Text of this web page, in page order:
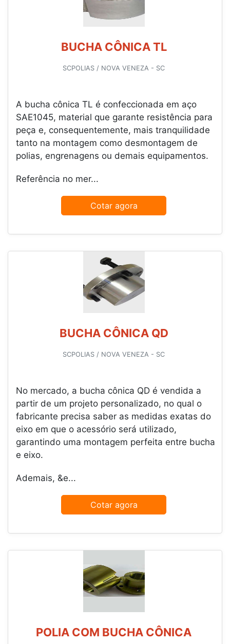
BUCHA CÔNICA TL
SCPOLIAS / NOVA VENEZA - SC
A bucha cônica TL é confeccionada em aço
SAE1045, material que garante resistência para
peça e, consequentemente, mais tranquilidade
tanto na montagem como desmontagem de
polias, engrenagens ou demais equipamentos.
Referência no mer...
Cotar agora
BUCHA CÔNICA QD
SCPOLIAS / NOVA VENEZA - SC
No mercado, a bucha cônica QD é vendida a
partir de um projeto personalizado, no qual o
fabricante precisa saber as medidas exatas do
eixo em que o acessório será utilizado,
garantindo uma montagem perfeita entre bucha
e eixo.
Ademais, &e...
Cotar agora
POLIA COM BUCHA CÔNICA